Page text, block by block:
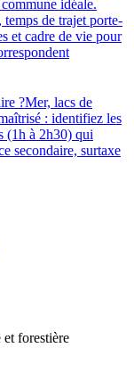
idéale.
de trajet porte-
et cadre de vie pour
?Mer, lacs de
: identifiez les
(1h à 2h30) qui
secondaire, surtaxe
forestière